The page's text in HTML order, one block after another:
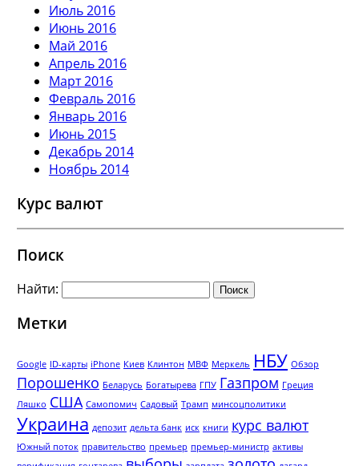
Июль 2016
Июнь 2016
Май 2016
Апрель 2016
Март 2016
Февраль 2016
Январь 2016
Июнь 2015
Декабрь 2014
Ноябрь 2014
Курс валют
Поиск
Найти:
Метки
Google ID-карты iPhone Киев Клинтон МВФ Меркель НБУ Обзор
Порошенко Беларусь Богатырева ГПУ Газпром Греция
Ляшко США Самопомич Садовый Трамп минсоцполитики
Украина депозит дельта банк иск книги курс валют
Южный поток правительство премьер премьер-министр активы